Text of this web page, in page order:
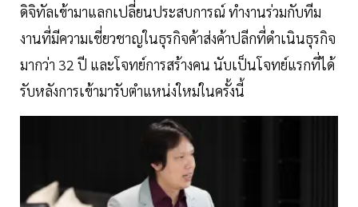
ดิจิทัลเข้ามาแลกเปลี่ยนประสบการณ์ ทำงานร่วมกับทีม
งานที่มีความเชี่ยวชาญในธุรกิจค้าส่งค้าปลีกที่ดำเนินธุรกิจ
มากว่า 32 ปี และโจทย์การสร้างคน นับเป็นโจทย์แรกที่ได้
รับหลังการเข้ามารับตำแหน่งใหม่ในครั้งนี้